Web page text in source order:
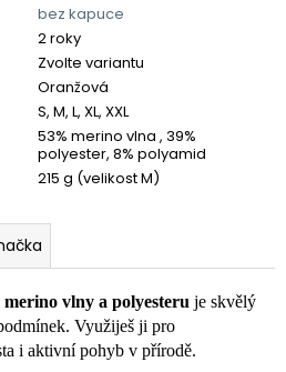
bez kapuce
2 roky
Zvolte variantu
Oranžová
S, M, L, XL, XXL
53% merino vlna , 39%
polyester, 8% polyamid
215 g (velikost M)
vlny a polyesteru je skvělý
Využiješ ji pro
i aktivní pohyb v přírodě.